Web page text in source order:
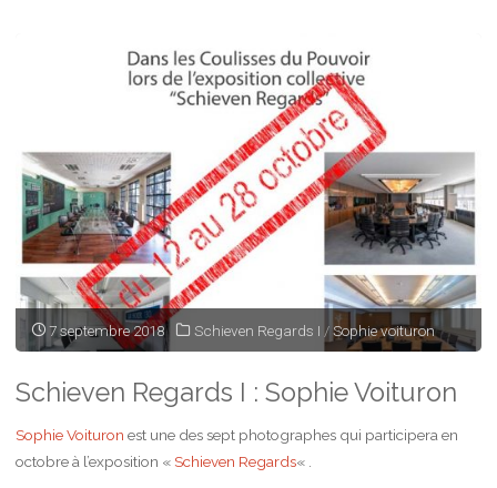
7 septembre 2018 Schieven Regards I / Sophie voituron
Schieven Regards I : Sophie Voituron
Sophie Voituron est une des sept photographes qui participera en
octobre à l’exposition « Schieven Regards« .